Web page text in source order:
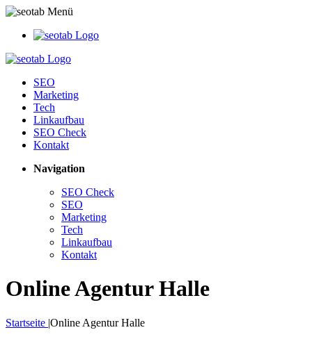
SEO
Marketing
Tech
Linkaufbau
SEO Check
Kontakt
Navigation
SEO Check
SEO
Marketing
Tech
Linkaufbau
Kontakt
Online Agentur Halle
Startseite |Online Agentur Halle